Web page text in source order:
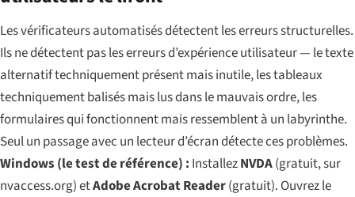
Les vérificateurs automatisés détectent les erreurs structurelles.
Ils ne détectent pas les erreurs d’expérience utilisateur — le texte
alternatif techniquement présent mais inutile, les tableaux
techniquement balisés mais lus dans le mauvais ordre, les
formulaires qui fonctionnent mais ressemblent à un labyrinthe.
Seul un passage avec un lecteur d’écran détecte ces problèmes.
Windows (le test de référence) : InstallezNVDA(gratuit, sur
nvaccess.org) etAdobe Acrobat Reader(gratuit). Ouvrez le